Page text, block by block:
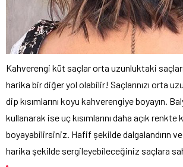
Kahverengi küt saçlar orta uzunluktaki
harika bir diğer yol olabilir! Saçlarınızı orta
dip kısımlarını koyu kahverengiye boyayın.
kullanarak ise uç kısımlarını daha açık
boyayabilirsiniz. Hafif şekilde dalgalandırın ve
harika şekilde sergileyebileceğiniz saçlara